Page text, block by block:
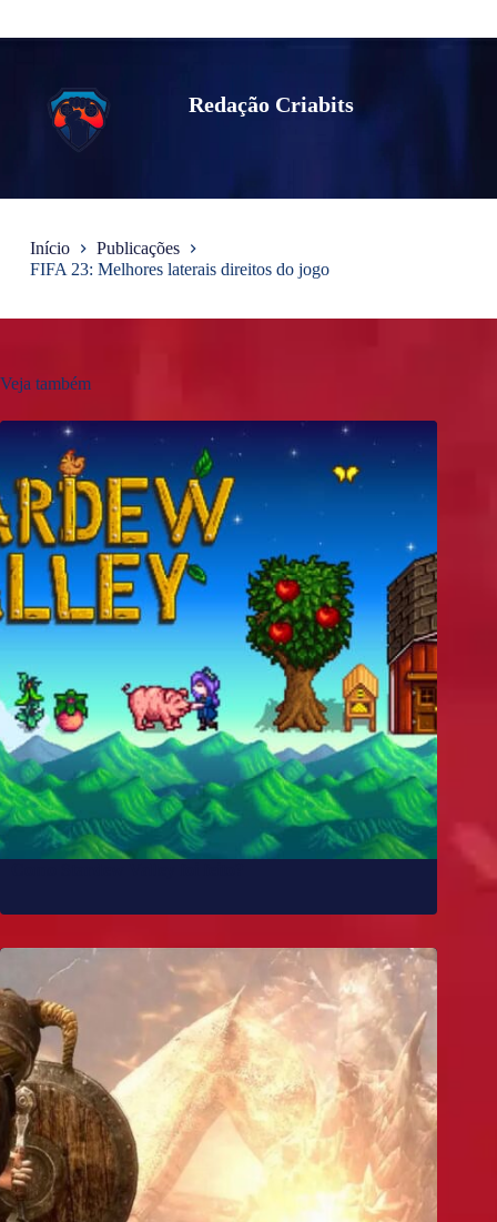
Redação Criabits
Início
Publicações
FIFA 23: Melhores laterais direitos do jogo
Veja também